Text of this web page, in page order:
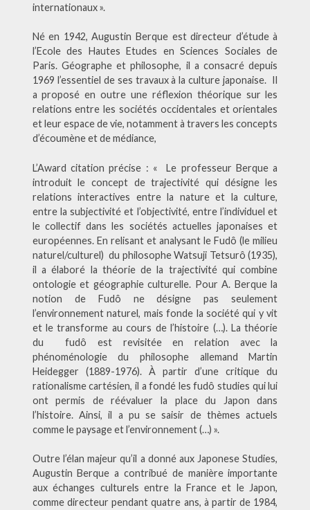
internationaux ».
Né en 1942, Augustin Berque est directeur d’étude à
l’Ecole des Hautes Etudes en Sciences Sociales de
Paris. Géographe et philosophe, il a consacré depuis
1969 l’essentiel de ses travaux à la culture japonaise. Il
a proposé en outre une réflexion théorique sur les
relations entre les sociétés occidentales et orientales
et leur espace de vie, notamment à travers les concepts
d’écoumène et de médiance,
L’Award citation précise : « Le professeur Berque a
introduit le concept de trajectivité qui désigne les
relations interactives entre la nature et la culture,
entre la subjectivité et l’objectivité, entre l’individuel et
le collectif dans les sociétés actuelles japonaises et
européennes. En relisant et analysant le Fudô (le milieu
naturel/culturel) du philosophe Watsuji Tetsurô (1935),
il a élaboré la théorie de la trajectivité qui combine
ontologie et géographie culturelle. Pour A. Berque la
notion de Fudô ne désigne pas seulement
l’environnement naturel, mais fonde la société qui y vit
et le transforme au cours de l’histoire (…). La théorie
du fudô est revisitée en relation avec la
phénoménologie du philosophe allemand Martin
Heidegger (1889-1976). À partir d’une critique du
rationalisme cartésien, il a fondé les fudô studies qui lui
ont permis de réévaluer la place du Japon dans
l’histoire. Ainsi, il a pu se saisir de thèmes actuels
comme le paysage et l’environnement (…) ».
Outre l’élan majeur qu’il a donné aux Japonese Studies,
Augustin Berque a contribué de manière importante
aux échanges culturels entre la France et le Japon,
comme directeur pendant quatre ans, à partir de 1984,